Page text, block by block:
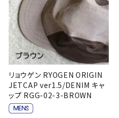
リョウゲン RYOGEN ORIGIN
JETCAP ver1.5/DENIM キャ
ップ RGG-02-3-BROWN